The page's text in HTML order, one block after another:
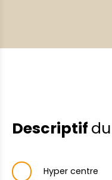
Descriptif
Hyper centre